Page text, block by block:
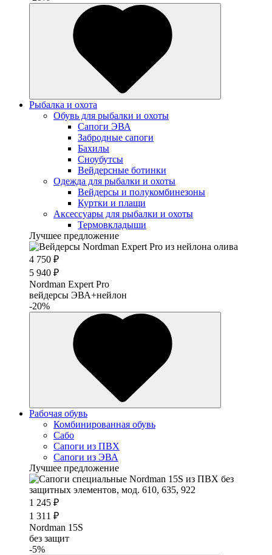
Рыбалка и охота
Обувь для рыбалки и охоты
Сапоги ЭВА
Забродные сапоги
Бахилы
Сноубутсы
Вейдерсные ботинки
Одежда для рыбалки и охоты
Вейдерсы и полукомбинезоны
Куртки и плащи
Аксессуары для рыбалки и охоты
Термовкладыши
Лучшее предложение
4 750 ₽
5 940 ₽
Nordman Expert Pro
вейдерсы ЭВА+нейлон
-20%
Рабочая обувь
Комбинированная обувь
Сабо
Сапоги из ПВХ
Сапоги из ЭВА
Лучшее предложение
1 245 ₽
1 311 ₽
Nordman 15S
без защит
-5%